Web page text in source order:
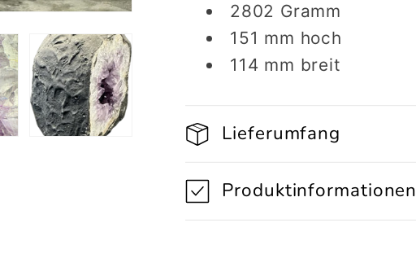
Gramm
(
Unikat)
Gramm
(
Unikat)
2802 Gramm
151 mm hoch
114 mm breit
Lieferumfang
Produktinformationen